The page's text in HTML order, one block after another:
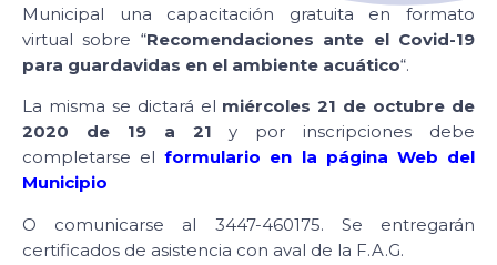
Municipal una capacitación gratuita en formato
virtual sobre “Recomendaciones ante el Covid-19
para guardavidas en el ambiente acuático“.
La misma se dictará el miércoles 21 de octubre de
2020 de 19 a 21y por inscripciones debe
completarse elformulario en la página Web del
Municipio
O comunicarse al 3447-460175. Se entregarán
certificados de asistencia con aval de la F.A.G.